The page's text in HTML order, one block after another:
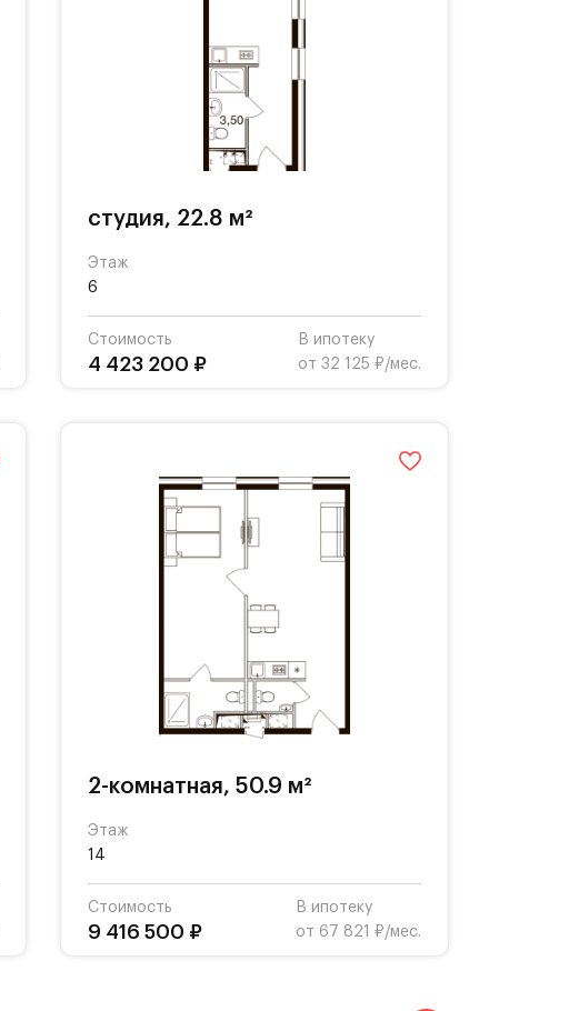
студия, 22.8 м²
Этаж
6
Стоимость
4 423 200 ₽
В ипотеку
от 32 125 ₽/мес.
2-комнатная, 50.9 м²
Этаж
14
Стоимость
9 416 500 ₽
В ипотеку
от 67 821 ₽/мес.